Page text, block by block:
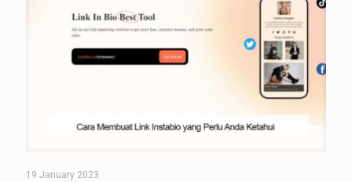
19 January 2023